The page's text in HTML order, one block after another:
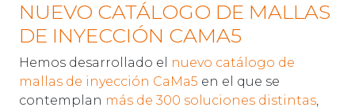
NUEVO CATÁLOGO DE MALLAS
DE INYECCIÓN CAMA5
Hemos desarrollado el
nuevo catálogo de
mallas de inyección CaMa5 en el que se
contemplan más de 300 soluciones distintas,